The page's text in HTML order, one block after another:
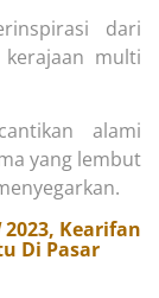
dari
multi
alami
yang lembut
2023, Kearifan
Di Pasar